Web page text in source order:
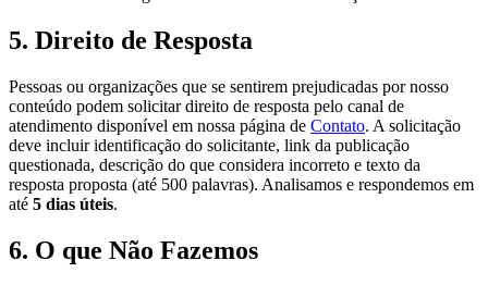
5. Direito de Resposta
Pessoas ou organizações que se sentirem prejudicadas por nosso
conteúdo podem solicitar direito de resposta pelo canal de
atendimento disponível em nossa página de Contato. A solicitação
deve incluir identificação do solicitante, link da publicação
questionada, descrição do que considera incorreto e texto da
resposta proposta (até 500 palavras). Analisamos e respondemos em
até 5 dias úteis.
6. O que Não Fazemos